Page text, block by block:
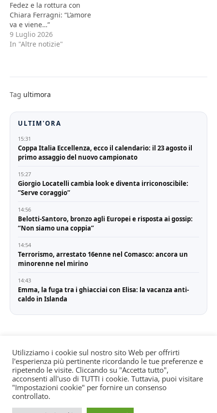
Fedez e la rottura con
Chiara Ferragni: “L’amore
va e viene…”
9 Luglio 2026
In "Altre notizie"
Tag ultimora
ULTIM'ORA
15:31
Coppa Italia Eccellenza, ecco il calendario: il 23 agosto il
primo assaggio del nuovo campionato
15:27
Giorgio Locatelli cambia look e diventa irriconoscibile:
“Serve coraggio”
14:56
Belotti-Santoro, bronzo agli Europei e risposta ai gossip:
“Non siamo una coppia”
14:54
Terrorismo, arrestato 16enne nel Comasco: ancora un
minorenne nel mirino
14:43
Emma, la fuga tra i ghiacciai con Elisa: la vacanza anti-
caldo in Islanda
© All rights reserved. Quotidiano registrato all'albo dei
giornali e periodici presso il Tribunale di Torino n. 25
del 24/8/2022 Editore: Agostino Scozzaro Direttore
responsabile: Andrea Musacchio Theme Sportsx
Utilizziamo i cookie sul nostro sito Web per offrirti
l'esperienza più pertinente ricordando le tue preferenze e
ripetendo le visite. Cliccando su "Accetta tutto",
acconsenti all'uso di TUTTI i cookie. Tuttavia, puoi visitare
"Impostazioni cookie" per fornire un consenso
controllato.